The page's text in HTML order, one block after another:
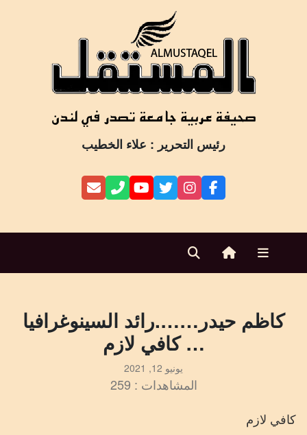
رئيس التحرير : علاء الخطيب
كاظم حيدر…….رائد السينوغرافيا
… كافي لازم
يونيو 12, 2021
المشاهدات : 259
كافي لازم